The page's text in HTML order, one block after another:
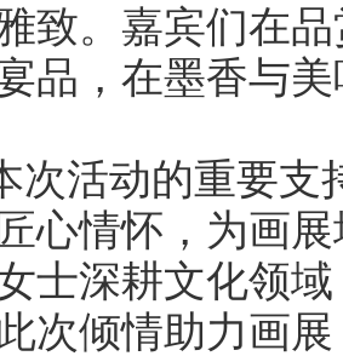
致。嘉宾们在
品，在墨香与
活动的重要支
心情怀，为画
士深耕文化领
次倾情助力画